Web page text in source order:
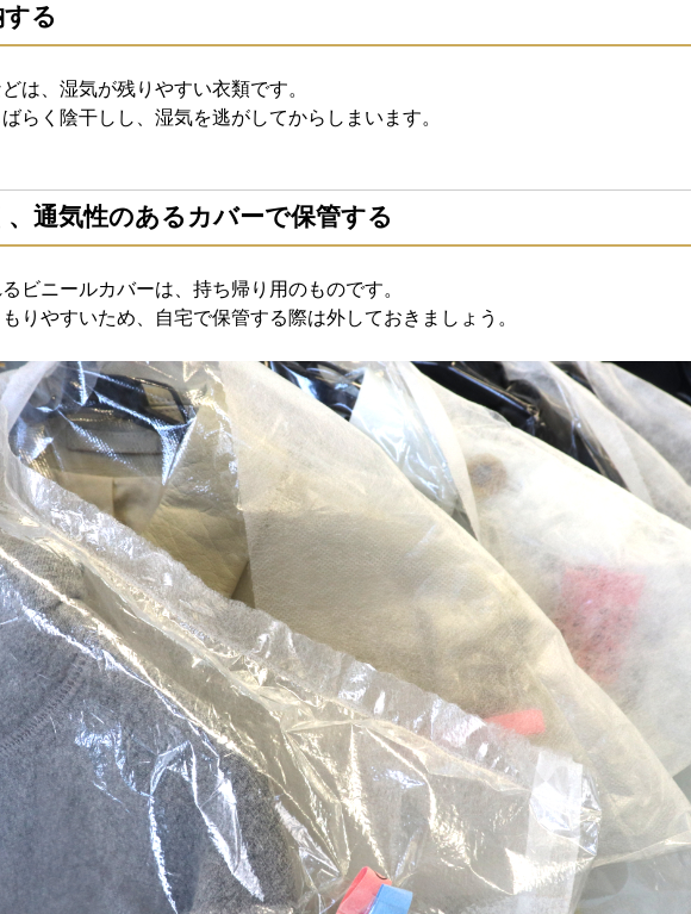
る
は、湿気が残りやすい衣類です。
らく陰干しし、湿気を逃がしてからしまいます。
通気性のあるカバーで保管する
ビニールカバーは、持ち帰り用のものです。
りやすいため、自宅で保管する際は外しておきましょう。